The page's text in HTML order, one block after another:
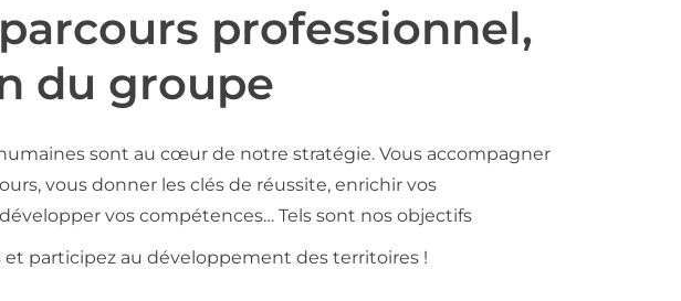
professionnel,
du groupe
sont au cœur de notre stratégie. Vous accompagner
vous donner les clés de réussite, enrichir vos
vos compétences… Tels sont nos objectifs
et participez au développement des territoires !